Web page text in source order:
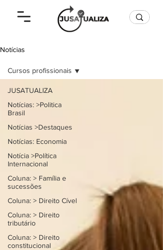
Notícias
JUSATUALIZA
Notícias: >Politica
Brasil
Notícias >Destaques
Notícias: Economia
Notícia >Política
Internacional
Coluna: > Família e
sucessões
Coluna: > Direito Cível
Coluna: > Direito
tributário
Coluna: > Direito
constitucional
Cursos profissionais